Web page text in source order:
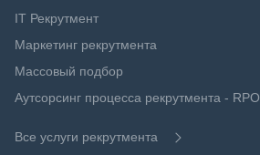
IT Рекрутмент
Маркетинг рекрутмента
Массовый подбор
Аутсорсинг процесса рекрутмента - RPO
Все услуги рекрутмента